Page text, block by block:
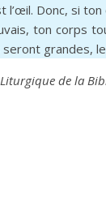
l’œil. Donc, si
ton corps
grandes,
de la